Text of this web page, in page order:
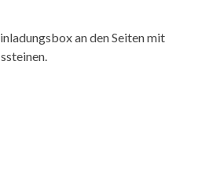
an den Seiten mit